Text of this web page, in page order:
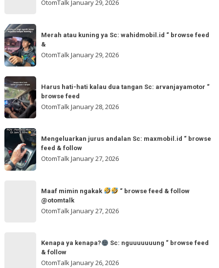
&
follow
otw
🌬
🌬
Sc:
“
browse
feed
OtomTalkJanuary 29, 2026
Merah
atau
kuning
ya
Sc:
wahidmobil.id
“
browse
Merah atau kuning ya Sc: wahidmobil.id “ browse feed
&
OtomTalk January 29, 2026
Harus
hati-
hati
kalau
dua
tangan
Sc:
arvanjayamotor
Harus hati-hati kalau dua tangan Sc: arvanjayamotor “
browse feed
OtomTalkJanuary 28, 2026
Mengeluarkan
jurus
andalan
Sc:
Mengeluarkan jurus andalan Sc: maxmobil.id “ browse
feed & follow
OtomTalkJanuary 27, 2026
Maaf mimin ngakak
“ browse feed & follow
@otomtalk
OtomTalkJanuary 27, 2026
Kenapa ya kenapa?
Sc: nguuuuuuung “ browse feed
& follow
OtomTalkJanuary 26, 2026